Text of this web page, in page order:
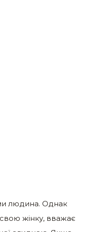
людина. Однак
жінку, вважає